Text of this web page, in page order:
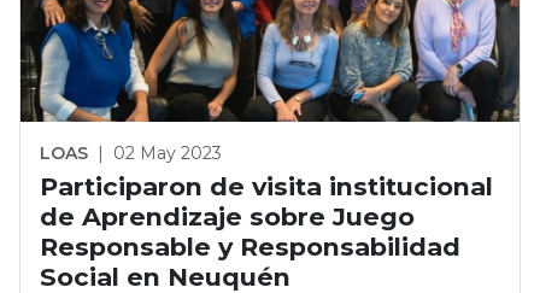
LOAS | 02 May 2023
Participaron de visita institucional
de Aprendizaje sobre Juego
Responsable y Responsabilidad
Social en Neuquén